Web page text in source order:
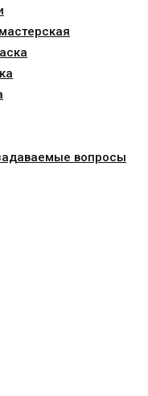
вопросы